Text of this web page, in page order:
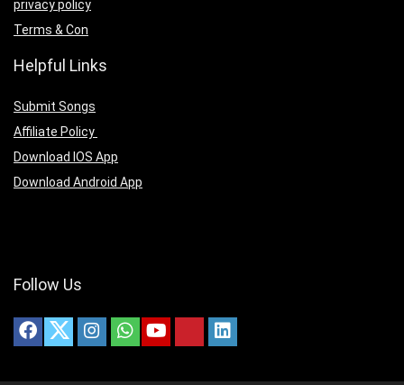
privacy policy
Terms & Con
Helpful Links
Submit Songs
Affiliate Policy
Download IOS App
Download Android App
Follow Us